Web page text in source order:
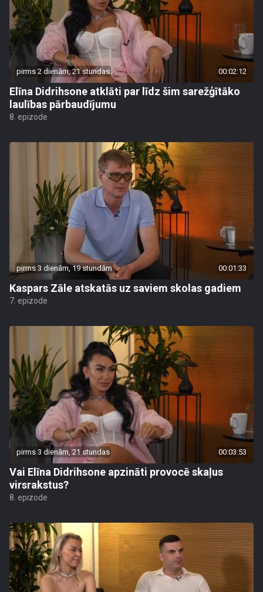
pirms 2 dienām, 21 stundas 00:02:12
Elīna Didrihsone atklāti par līdz šim sarežģītāko
laulības pārbaudījumu
8. epizode
pirms 3 dienām, 19 stundām 00:01:33
Kaspars Zāle atskatās uz saviem skolas gadiem
7. epizode
pirms 3 dienām, 21 stundas 00:03:53
Vai Elīna Didrihsone apzināti provocē skaļus
virsrakstus?
8. epizode